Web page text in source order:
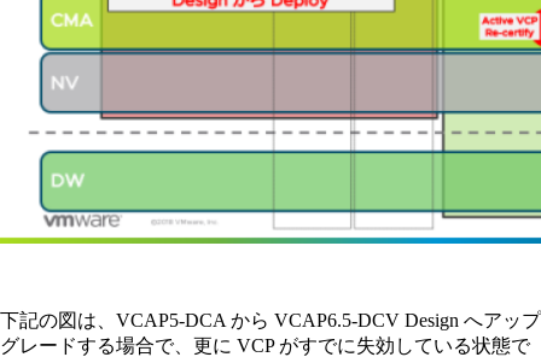
下記の図は、VCAP5-DCA から VCAP6.5-DCV Design へアップ
グレードする場合で、更に VCP がすでに失効している状態で